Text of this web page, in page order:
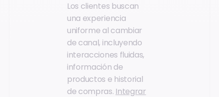
Los clientes buscan
una experiencia
uniforme al cambiar
de canal, incluyendo
interacciones fluidas,
información de
productos e historial
de compras. Integrar